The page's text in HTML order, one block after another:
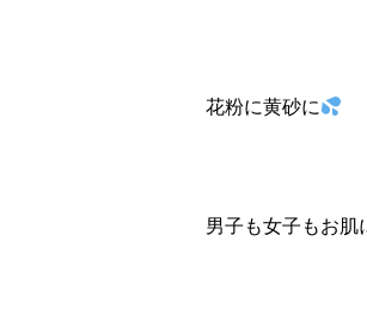
花粉に黄砂に
男子も女子もお肌